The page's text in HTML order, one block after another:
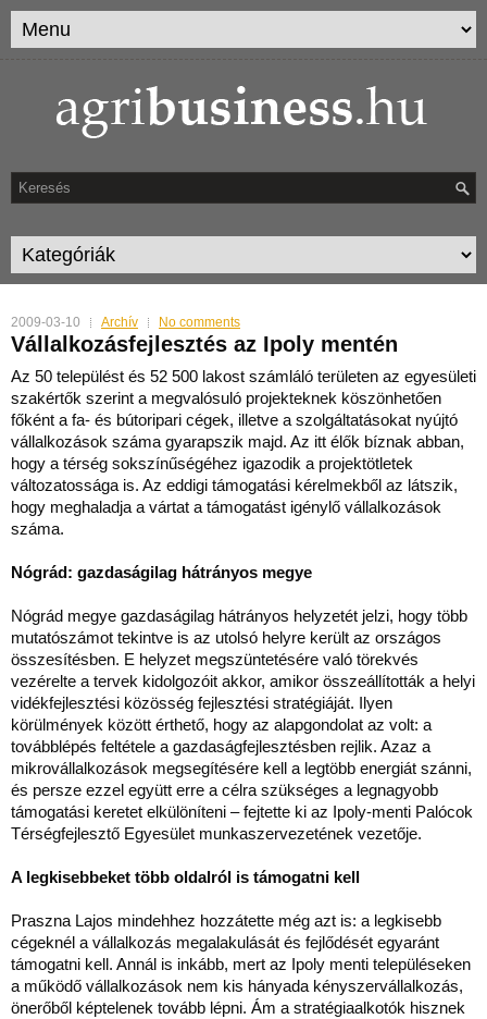
2009-03-10 Archív No comments
Vállalkozásfejlesztés az Ipoly mentén
Az 50 települést és 52 500 lakost számláló területen az egyesületi
szakértők szerint a megvalósuló projekteknek köszönhetően
főként a fa- és bútoripari cégek, illetve a szolgáltatásokat nyújtó
vállalkozások száma gyarapszik majd. Az itt élők bíznak abban,
hogy a térség sokszínűségéhez igazodik a projektötletek
változatossága is. Az eddigi támogatási kérelmekből az látszik,
hogy meghaladja a vártat a támogatást igénylő vállalkozások
száma.
Nógrád: gazdaságilag hátrányos megye
Nógrád megye gazdaságilag hátrányos helyzetét jelzi, hogy több
mutatószámot tekintve is az utolsó helyre került az országos
összesítésben. E helyzet megszüntetésére való törekvés
vezérelte a tervek kidolgozóit akkor, amikor összeállították a helyi
vidékfejlesztési közösség fejlesztési stratégiáját. Ilyen
körülmények között érthető, hogy az alapgondolat az volt: a
továbblépés feltétele a gazdaságfejlesztésben rejlik. Azaz a
mikrovállalkozások megsegítésére kell a legtöbb energiát szánni,
és persze ezzel együtt erre a célra szükséges a legnagyobb
támogatási keretet elkülöníteni – fejtette ki az Ipoly-menti Palócok
Térségfejlesztő Egyesület munkaszervezetének vezetője.
A legkisebbeket több oldalról is támogatni kell
Praszna Lajos mindehhez hozzátette még azt is: a legkisebb
cégeknél a vállalkozás megalakulását és fejlődését egyaránt
támogatni kell. Annál is inkább, mert az Ipoly menti településeken
a működő vállalkozások nem kis hányada kényszervállalkozás,
önerőből képtelenek tovább lépni. Ám a stratégiaalkotók hisznek